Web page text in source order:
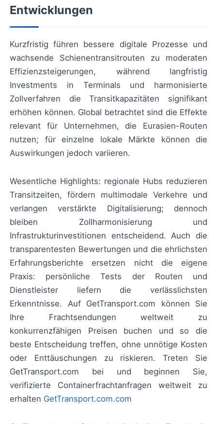
Entwicklungen
Kurzfristig führen bessere digitale Prozesse und
wachsende Schienentransitrouten zu moderaten
Effizienzsteigerungen, während langfristig
Investments in Terminals und harmonisierte
Zollverfahren die Transitkapazitäten signifikant
erhöhen können. Global betrachtet sind die Effekte
relevant für Unternehmen, die Eurasien-Routen
nutzen; für einzelne lokale Märkte können die
Auswirkungen jedoch variieren.
Wesentliche Highlights: regionale Hubs reduzieren
Transitzeiten, fördern multimodale Verkehre und
verlangen verstärkte Digitalisierung; dennoch
bleiben Zollharmonisierung und
Infrastrukturinvestitionen entscheidend. Auch die
transparentesten Bewertungen und die ehrlichsten
Erfahrungsberichte ersetzen nicht die eigene
Praxis: persönliche Tests der Routen und
Dienstleister liefern die verlässlichsten
Erkenntnisse. Auf GetTransport.com können Sie
Ihre Frachtsendungen weltweit zu
konkurrenzfähigen Preisen buchen und so die
beste Entscheidung treffen, ohne unnötige Kosten
oder Enttäuschungen zu riskieren. Treten Sie
GetTransport.com bei und beginnen Sie,
verifizierte Containerfrachtanfragen weltweit zu
erhalten GetTransport.com.com